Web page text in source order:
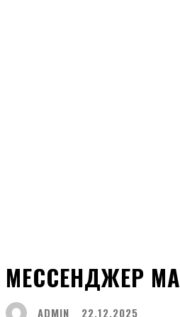
МЕССЕНДЖЕР
ADMIN 22.12.2025